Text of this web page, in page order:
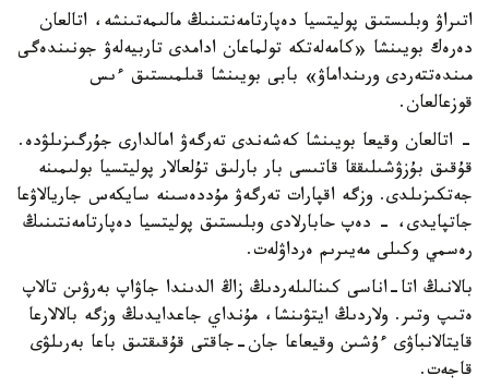
اتىراۋ وبلىستىق پوليتسيا دەپارتامەنتىنىڭ مالىمەتىنشە، اتالعان
دەرەك بويىنشا «كامەلەتكە تولماعان ادامدى تاربيەلەۋ جونىندەگى
مىندەتتەردى ورىنداماۋ» بابى بويىنشا قىلمىستىق ءىس
قوزعالعان.
- اتالعان وقيعا بويىنشا كەشەندى تەرگەۋ امالدارى جۇرگىزىلۋدە.
قۇقىق بۇزۋشىلىققا قاتىسى بار بارلىق تۇلعالار پوليتسيا بولىمىنە
جەتكىزىلدى. وزگە اقپارات تەرگەۋ مۇددەسىنە سايكەس جاريالاۋعا
جاتپايدى، - دەپ حابارلادى وبلىستىق پوليتسيا دەپارتامەنتىنىڭ
رەسمي وكىلى مەيىرىم ەرداۋلەت.
بالانىڭ اتا-اناسى كىنالىلەردىڭ زاڭ الدىندا جاۋاپ بەرۋىن تالاپ
ەتىپ وتىر. ولاردىڭ ايتۋىنشا، مۇنداي جاعدايدىڭ وزگە بالالارعا
قايتالانباۋى ءۇشىن وقيعاعا جان-جاقتى قۇقىقتىق باعا بەرىلۋى
قاجەت.